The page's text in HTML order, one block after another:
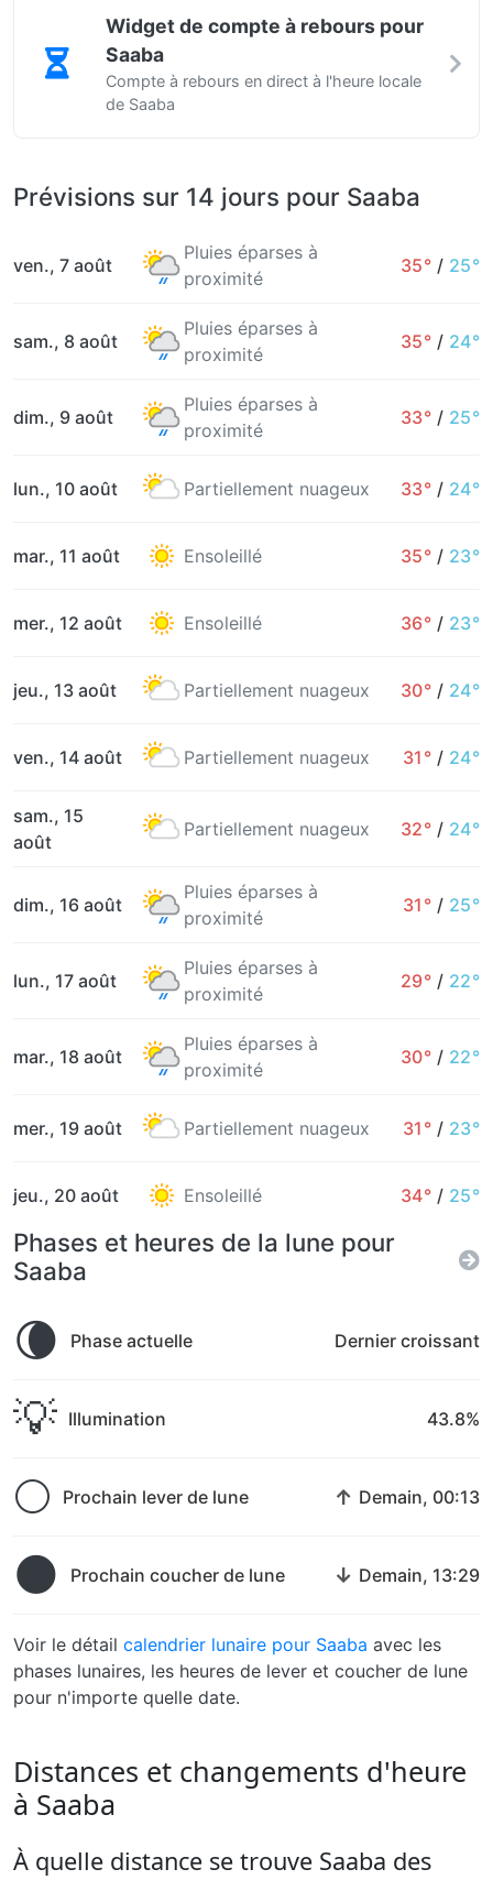
Widget de compte à rebours pour
Saaba
Compte à rebours en direct à l'heure locale
de Saaba
Prévisions sur 14 jours pour Saaba
ven., 7 août
Pluies éparses à
proximité
35° / 25°
sam., 8 août
Pluies éparses à
proximité
35° / 24°
dim., 9 août
Pluies éparses à
proximité
33° / 25°
lun., 10 août Partiellement nuageux 33° / 24°
mar., 11 août Ensoleillé 35° / 23°
mer., 12 août Ensoleillé 36° / 23°
jeu., 13 août Partiellement nuageux 30° / 24°
ven., 14 août Partiellement nuageux 31° / 24°
sam., 15
août
Partiellement nuageux 32° / 24°
dim., 16 août
Pluies éparses à
proximité
31° / 25°
lun., 17 août
Pluies éparses à
proximité
29° / 22°
mar., 18 août
Pluies éparses à
proximité
30° / 22°
mer., 19 août Partiellement nuageux 31° / 23°
jeu., 20 août Ensoleillé 34° / 25°
Phases et heures de la lune pour
Saaba
🌘 Phase actuelle Dernier croissant
💡 Illumination 43.8%
🌕 Prochain lever de lune ↑ Demain, 00:13
🌑 Prochain coucher de lune ↓ Demain, 13:29
Voir le détail calendrier lunaire pour Saaba avec les
phases lunaires, les heures de lever et coucher de lune
pour n'importe quelle date.
Distances et changements d'heure
à Saaba
À quelle distance se trouve Saaba des